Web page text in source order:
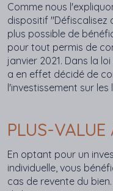
Comme nous
dispositif "Défiscalisez
plus possible de
pour tout permis de
janvier 2021. Dans la
a en effet décidé de
l'investissement sur
PLUS-VALUE
En optant pour un
individuelle, vous
cas de revente du